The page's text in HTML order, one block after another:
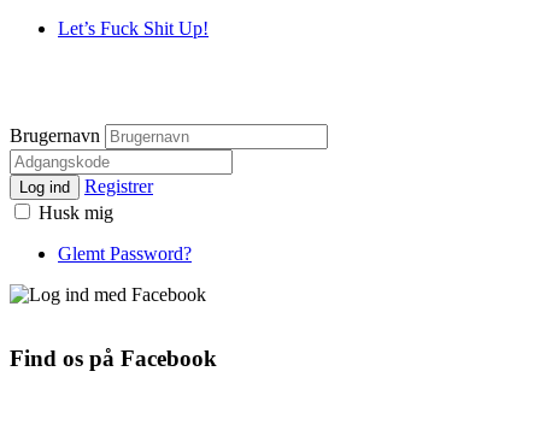
Let’s Fuck Shit Up!
Brugernavn
Log ind
Registrer
Husk mig
Glemt Password?
Find os på Facebook